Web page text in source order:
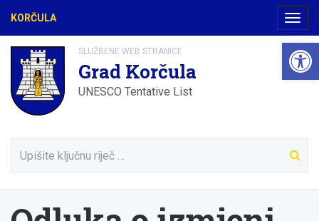
KORČULA
SLUŽBENE WEB STRANICE
Grad Korčula
UNESCO Tentative List